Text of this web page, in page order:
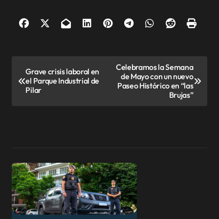
a
c
i
ó
n
Grave crisis laboral en
el Parque Industrial de
Pilar
Celebramos la Semana
de Mayo con un nuevo
Paseo Histórico en “las
Brujas”